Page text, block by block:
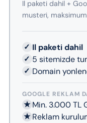
Il paketi dahil +
musteri,
✓ Il paketi dahil
✓ 5 sitemizde
✓ Domain
GOOGLE REKLAM
★ Min. 3.000 TL
★ Reklam